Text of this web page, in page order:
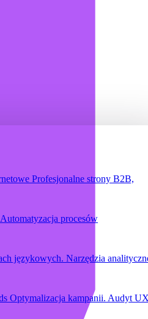
Profesjonalne strony B2B,
Automatyzacja procesów
językowych. Narzędzia
Optymalizacja kampanii. Audyt